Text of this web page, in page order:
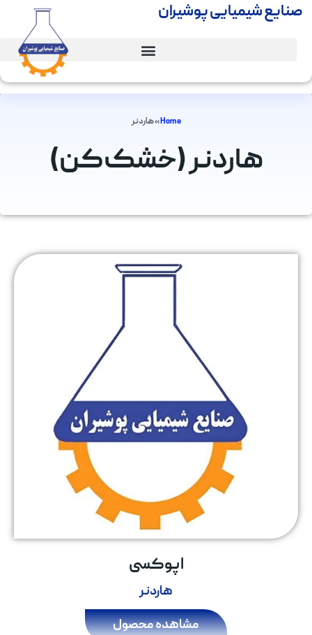
صنایع شیمیایی پوشیران
Home
»هاردنر
هاردنر (خشک‌کن)
اپوکسی
هاردنر
مشاهده محصول